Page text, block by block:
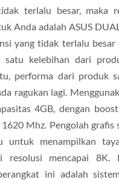
terlalu besar, maka
Anda adalah ASUS
yang tidak terlalu besar
satu kelebihan dari
performa dari produk
ragukan lagi.
4GB, dengan
1620 Mhz. Pengolah grafis
untuk menampilkan
resolusi mencapai 8K.
ini adalah